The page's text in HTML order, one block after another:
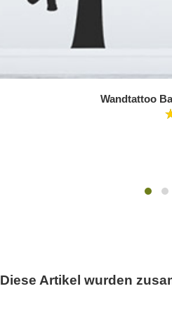
Wandtattoo
Diese Artikel wurden